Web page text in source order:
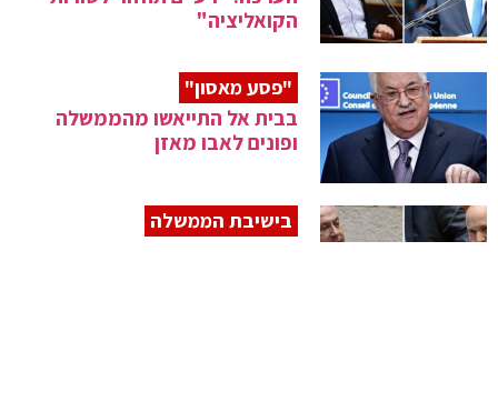
הקואליציה"
"פסע מאסון"
בבית אל התייאשו מהממשלה
ופונים לאבו מאזן
בישיבת הממשלה